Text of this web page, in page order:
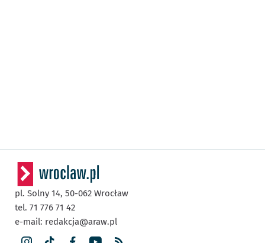
pl. Solny 14, 50-062 Wrocław
tel. 71 776 71 42
e-mail: redakcja@araw.pl